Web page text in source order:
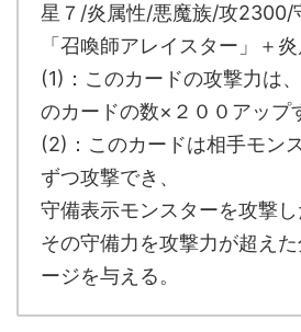
星７/炎属性/悪魔族/攻2300/
「召喚師アレイスター」＋
(1)：このカードの攻撃力は
のカードの数×２００アップ
(2)：このカードは相手モン
ずつ攻撃でき、
守備表示モンスターを攻撃し
その守備力を攻撃力が超え
ージを与える。